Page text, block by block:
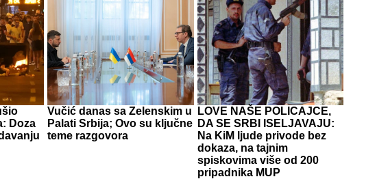
Doza
Vučić danas sa Zelenskim u
Palati Srbija; Ovo su ključne
teme razgovora
LOVE NAŠE POLICAJCE,
DA SE SRBI ISELJAVAJU:
Na KiM ljude privode bez
dokaza, na tajnim
spiskovima više od 200
pripadnika MUP